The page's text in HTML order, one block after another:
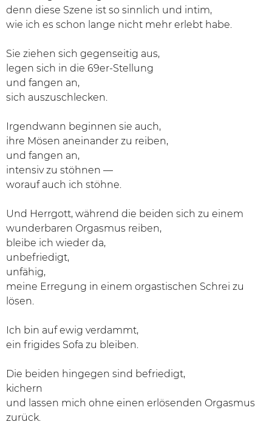
denn diese Szene ist so sinnlich und intim,
wie ich es schon lange nicht mehr erlebt habe.
Sie ziehen sich gegenseitig aus,
legen sich in die 69er-Stellung
und fangen an,
sich auszuschlecken.
Irgendwann beginnen sie auch,
ihre Mösen aneinander zu reiben,
und fangen an,
intensiv zu stöhnen —
worauf auch ich stöhne.
Und Herrgott, während die beiden sich zu einem
wunderbaren Orgasmus reiben,
bleibe ich wieder da,
unbefriedigt,
unfähig,
meine Erregung in einem orgastischen Schrei zu
lösen.
Ich bin auf ewig verdammt,
ein frigides Sofa zu bleiben.
Die beiden hingegen sind befriedigt,
kichern
und lassen mich ohne einen erlösenden Orgasmus
zurück.